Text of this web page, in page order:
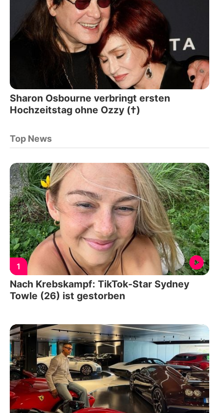
Sharon Osbourne verbringt ersten
Hochzeitstag ohne Ozzy (†)
Top News
1
Nach Krebskampf: TikTok-Star Sydney
Towle (26) ist gestorben